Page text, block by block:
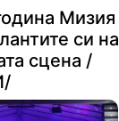
Мизия
си на
сцена /